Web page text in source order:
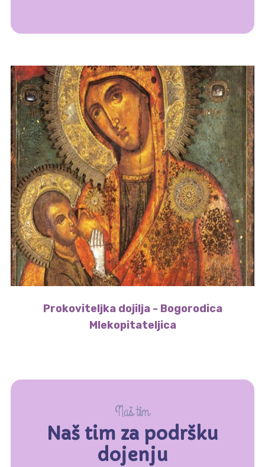
Prokoviteljka dojilja - Bogorodica
Mlekopitateljica
Naš tim
Naš tim za podršku
dojenju